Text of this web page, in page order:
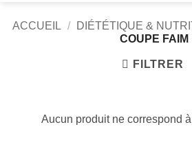
ACCUEIL / DIÉTÉTIQUE &
COUPE FAIM
FILTRER
Aucun produit ne correspond